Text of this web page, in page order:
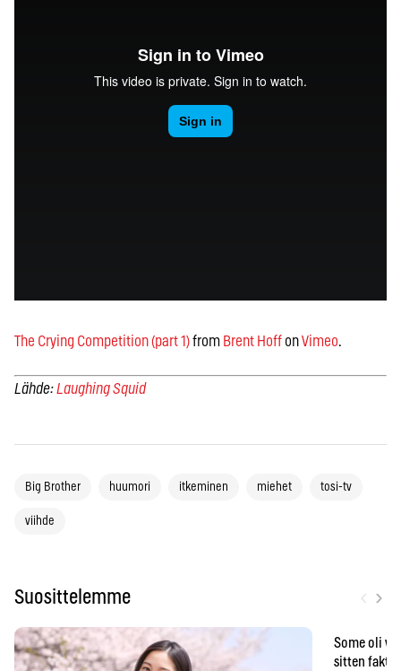
The Crying Competition (part 1)from Brent Hoff onVimeo.
Lähde:Laughing Squid
Big Brother huumori itkeminen miehet tosi-tv
viihde
Suosittelemme ›
Some oli
sitten